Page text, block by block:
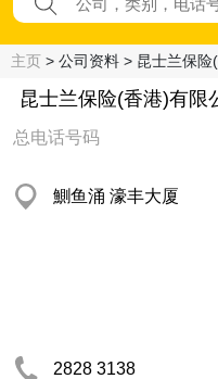
主页 > 公司资料 > 昆士兰保险
昆士兰保险(香港)有限
总电话号码
鰂鱼涌 濠丰大厦
2828 3138